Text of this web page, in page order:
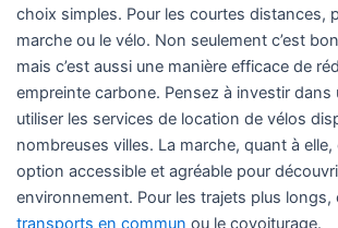
choix simples. Pour les courtes distances,
marche ou le vélo. Non seulement c’est
mais c’est aussi une manière efficace de
empreinte carbone. Pensez à investir dans
utiliser les services de location de vélos
nombreuses villes. La marche, quant à
option accessible et agréable pour
environnement. Pour les trajets plus longs,
transports en commun ou le covoiturage.